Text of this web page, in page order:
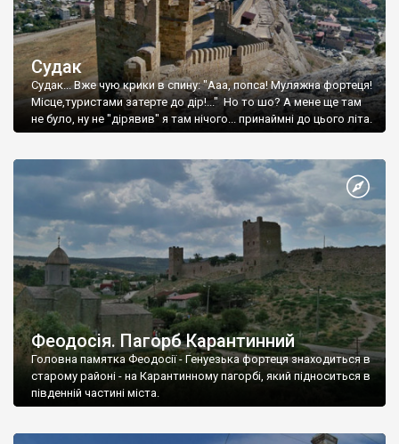
Судак
Судак... Вже чую крики в спину: "Ааа, попса! Муляжна фортеця!
Місце,туристами затерте до дір!..." Но то шо? А мене ще там
не було, ну не "дірявив" я там нічого... принаймні до цього літа.
Феодосія. Пагорб Карантинний
Головна памятка Феодосії - Генуезька фортеця знаходиться в
старому районі - на Карантинному пагорбі, який підноситься в
південній частині міста.